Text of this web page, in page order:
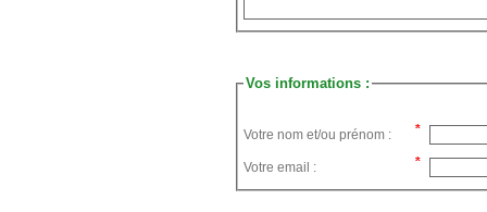
Vos informations :
Votre nom et/ou prénom :
Votre email :